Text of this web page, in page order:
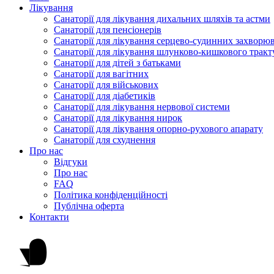
Лікування
Санаторії для лікування дихальних шляхів та астми
Санаторії для пенсіонерів
Санаторії для лікування серцево-судинних
Санаторії для лікування шлунково-кишкового
Санаторії для дітей з батьками
Санаторії для вагітних
Санаторії для військових
Санаторії для діабетиків
Санаторії для лікування нервової системи
Санаторії для лікування нирок
Санаторії для лікування опорно-рухового апарату
Санаторії для схуднення
Про нас
Відгуки
Про нас
FAQ
Політика конфіденційності
Публічна оферта
Контакти